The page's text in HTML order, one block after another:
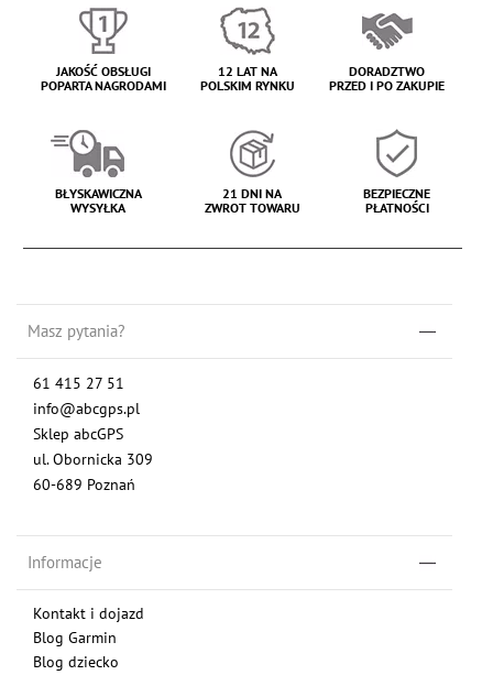
JAKOŚĆ OBSŁUGI
POPARTA NAGRODAMI
12 LAT NA
POLSKIM RYNKU
DORADZTWO
PRZED I PO ZAKUPIE
BŁYSKAWICZNA
WYSYŁKA
21 DNI NA
ZWROT TOWARU
BEZPIECZNE
PŁATNOŚCI
Masz pytania?
61 415 27 51
info@abcgps.pl
Sklep abcGPS
ul. Obornicka 309
60-689 Poznań
Informacje
Kontakt i dojazd
Blog Garmin
Blog dziecko